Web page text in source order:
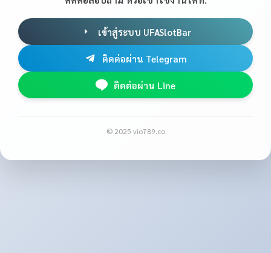
เข้าสู่ระบบ UFASlotBar
ติดต่อผ่าน Telegram
ติดต่อผ่าน Line
© 2025 vio789.co